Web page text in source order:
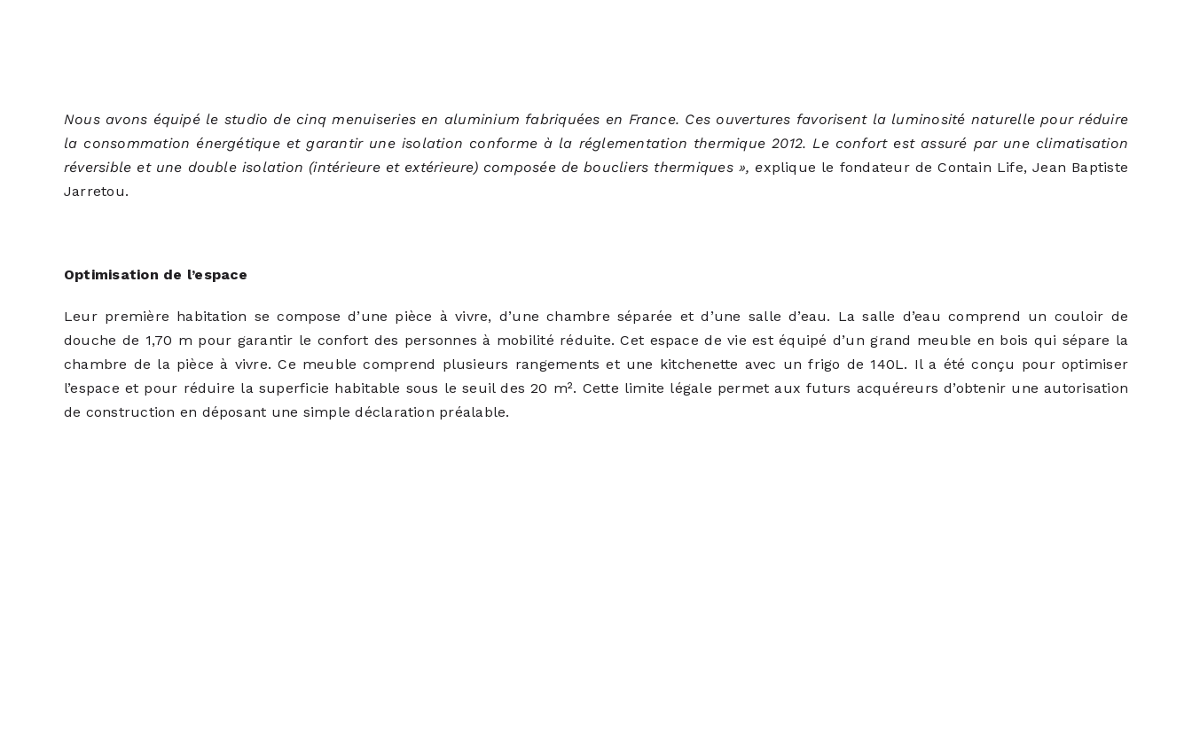
Nous avons équipé le studio de cinq menuiseries en aluminium fabriquées en France. Ces ouvertures favorisent la luminosité naturelle pour réduire
la consommation énergétique et garantir une isolation conforme à la réglementation thermique 2012. Le confort est assuré par une climatisation
réversible et une double isolation (intérieure et extérieure) composée de boucliers thermiques », explique le fondateur de Contain Life, Jean Baptiste
Jarretou.
Optimisation de l’espace
Leur première habitation se compose d’une pièce à vivre, d’une chambre séparée et d’une salle d’eau. La salle d’eau comprend un couloir de
douche de 1,70 m pour garantir le confort des personnes à mobilité réduite. Cet espace de vie est équipé d’un grand meuble en bois qui sépare la
chambre de la pièce à vivre. Ce meuble comprend plusieurs rangements et une kitchenette avec un frigo de 140L. Il a été conçu pour optimiser
l’espace et pour réduire la superficie habitable sous le seuil des 20 m². Cette limite légale permet aux futurs acquéreurs d’obtenir une autorisation
de construction en déposant une simple déclaration préalable.